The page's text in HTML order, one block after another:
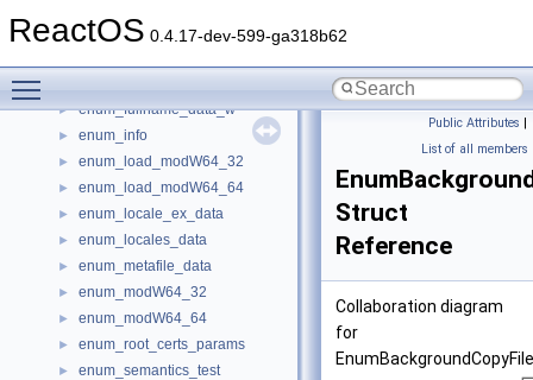
ReactOS 0.4.17-dev-599-ga318b62
► enum_font_data
► enum_fullname_data_w
► enum_info
► enum_load_modW64_32
► enum_load_modW64_64
► enum_locale_ex_data
► enum_locales_data
► enum_metafile_data
► enum_modW64_32
► enum_modW64_64
► enum_root_certs_params
► enum_semantics_test
Public Attributes |
List of all members
Struct
Reference
Collaboration diagram
for